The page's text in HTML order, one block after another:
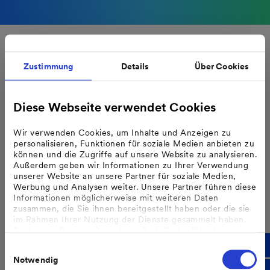
Zustimmung Details Über Cookies
Diese Webseite verwendet Cookies
Wir verwenden Cookies, um Inhalte und Anzeigen zu
personalisieren, Funktionen für soziale Medien anbieten zu
können und die Zugriffe auf unsere Website zu analysieren.
Außerdem geben wir Informationen zu Ihrer Verwendung
unserer Website an unsere Partner für soziale Medien,
Werbung und Analysen weiter. Unsere Partner führen diese
Informationen möglicherweise mit weiteren Daten
zusammen, die Sie ihnen bereitgestellt haben oder die sie
im Rahmen Ihrer Nutzung der Dienste gesammelt haben.
erfolgt, wenn Sie uns dazu Ihre Einwilligung erteilt haben
und dass die Verarbeitung der Daten im Einklang mit den
Notwendig
Photovoltaik
Serviceangebote?